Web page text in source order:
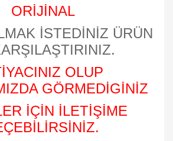
ORİJİNAL
İSTEDİNİZ ÜRÜN
OLUP
GÖRMEDİGİNİZ
İÇİN İLETİŞİME